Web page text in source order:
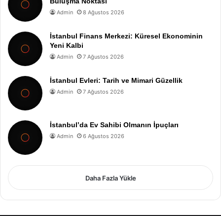
Admin 8 Ağustos 2026
İstanbul Finans Merkezi: Küresel Ekonominin
Yeni Kalbi
Admin 7 Ağustos 2026
İstanbul Evleri: Tarih ve Mimari Güzellik
Admin 7 Ağustos 2026
İstanbul’da Ev Sahibi Olmanın İpuçları
Admin 6 Ağustos 2026
Daha Fazla Yükle